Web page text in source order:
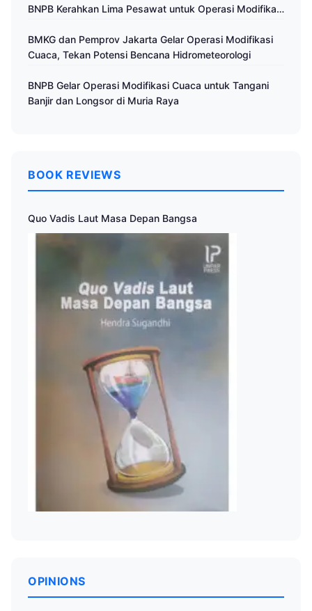
BNPB Kerahkan Lima Pesawat untuk Operasi Modifikasi
BMKG dan Pemprov Jakarta Gelar Operasi Modifikasi
Cuaca, Tekan Potensi Bencana Hidrometeorologi
BNPB Gelar Operasi Modifikasi Cuaca untuk Tangani
Banjir dan Longsor di Muria Raya
BOOK REVIEWS
Quo Vadis Laut Masa Depan Bangsa
OPINIONS